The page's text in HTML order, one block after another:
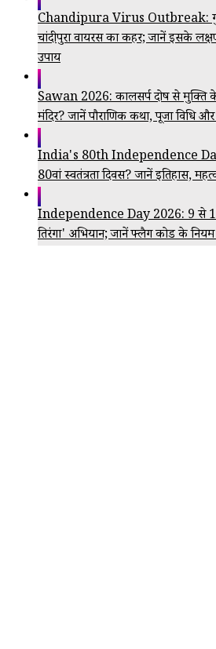
Chandipura Virus Outbreak:
चांदीपुरा वायरस का कहर; जानें इसके
उपाय
Sawan 2026: कालसर्प दोष से मुक्ति के
मंदिर? जानें पौराणिक कथा, पूजा विधि
India's 80th Independence
80वां स्वतंत्रता दिवस? जानें इतिहास,
Independence Day 2026: 9 से
तिरंगा' अभियान; जानें फ्लैग कोड के नियम